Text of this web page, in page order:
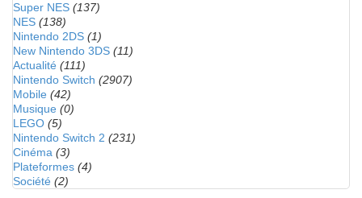
Super NES (137)
NES (138)
Nintendo 2DS (1)
New Nintendo 3DS (11)
Actualité (111)
Nintendo Switch (2907)
Mobile (42)
Musique (0)
LEGO (5)
Nintendo Switch 2 (231)
Cinéma (3)
Plateformes (4)
Société (2)